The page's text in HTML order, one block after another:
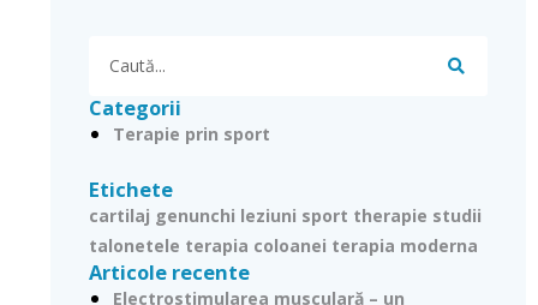
Categorii
Terapie prin sport
Etichete
cartilaj genunchi leziuni sport therapie studii
talonetele terapia coloanei terapia moderna
Articole recente
Electrostimularea musculară – un